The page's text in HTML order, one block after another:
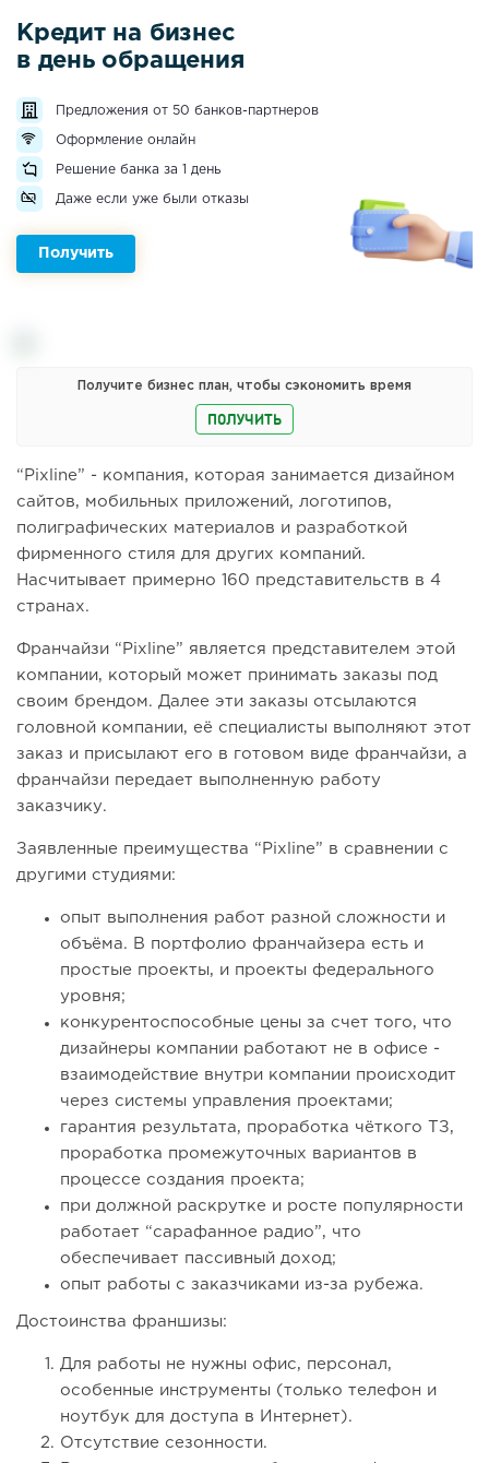
Кредит на бизнес
в день обращения
Предложения от 50 банков-партнеров
Оформление онлайн
Решение банка за 1 день
Даже если уже были отказы
Получить
Получите бизнес план, чтобы сэкономить время
ПОЛУЧИТЬ
“Pixline” - компания, которая занимается дизайном
сайтов, мобильных приложений, логотипов,
полиграфических материалов и разработкой
фирменного стиля для других компаний.
Насчитывает примерно 160 представительств в 4
странах.
Франчайзи “Pixline” является представителем этой
компании, который может принимать заказы под
своим брендом. Далее эти заказы отсылаются
головной компании, её специалисты выполняют этот
заказ и присылают его в готовом виде франчайзи, а
франчайзи передает выполненную работу
заказчику.
Заявленные преимущества “Pixline” в сравнении с
другими студиями:
опыт выполнения работ разной сложности и
объёма. В портфолио франчайзера есть и
простые проекты, и проекты федерального
уровня;
конкурентоспособные цены за счет того, что
дизайнеры компании работают не в офисе -
взаимодействие внутри компании происходит
через системы управления проектами;
гарантия результата, проработка чёткого ТЗ,
проработка промежуточных вариантов в
процессе создания проекта;
при должной раскрутке и росте популярности
работает “сарафанное радио”, что
обеспечивает пассивный доход;
опыт работы с заказчиками из-за рубежа.
Достоинства франшизы:
Для работы не нужны офис, персонал,
особенные инструменты (только телефон и
ноутбук для доступа в Интернет).
Отсутствие сезонности.